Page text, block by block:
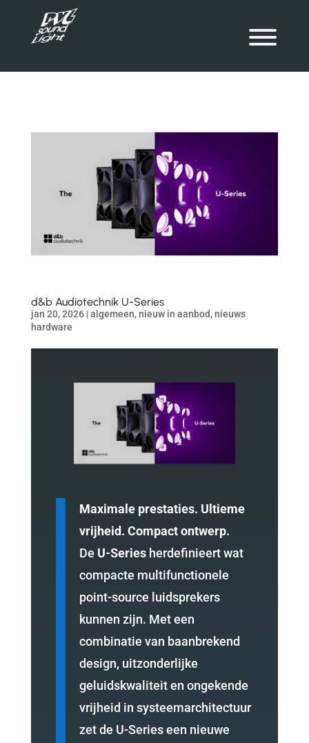
d&b Audiotechnik U-Series
jan 20, 2026|algemeen,nieuw in aanbod,nieuws
hardware
Maximale prestaties. Ultieme
vrijheid. Compact ontwerp.
De U-Seriesherdefinieert wat
compacte multifunctionele
point-source luidsprekers
kunnen zijn. Met een
combinatie van baanbrekend
design, uitzonderlijke
geluidskwaliteit en ongekende
vrijheid in systeemarchitectuur
zet de U-Series een nieuwe